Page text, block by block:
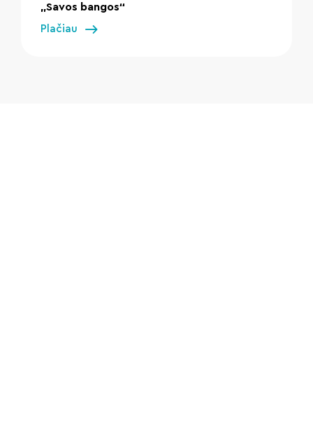
„Savos bangos“
Plačiau